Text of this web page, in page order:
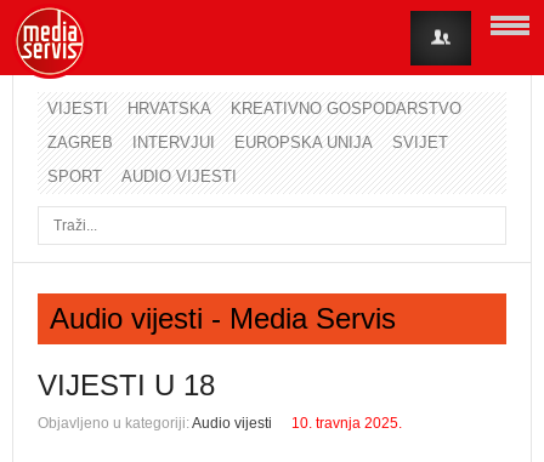
VIJESTI HRVATSKA
KREATIVNO GOSPODARSTVO
ZAGREB
INTERVJUI EUROPSKA UNIJA
SVIJET
SPORT
AUDIO VIJESTI
Audio vijesti - Media Servis
VIJESTI U 18
Objavljeno u kategoriji:Audio vijesti 10. travnja 2025.
Korisničko ime
Lozinka
Zaboravili ste lozinku?